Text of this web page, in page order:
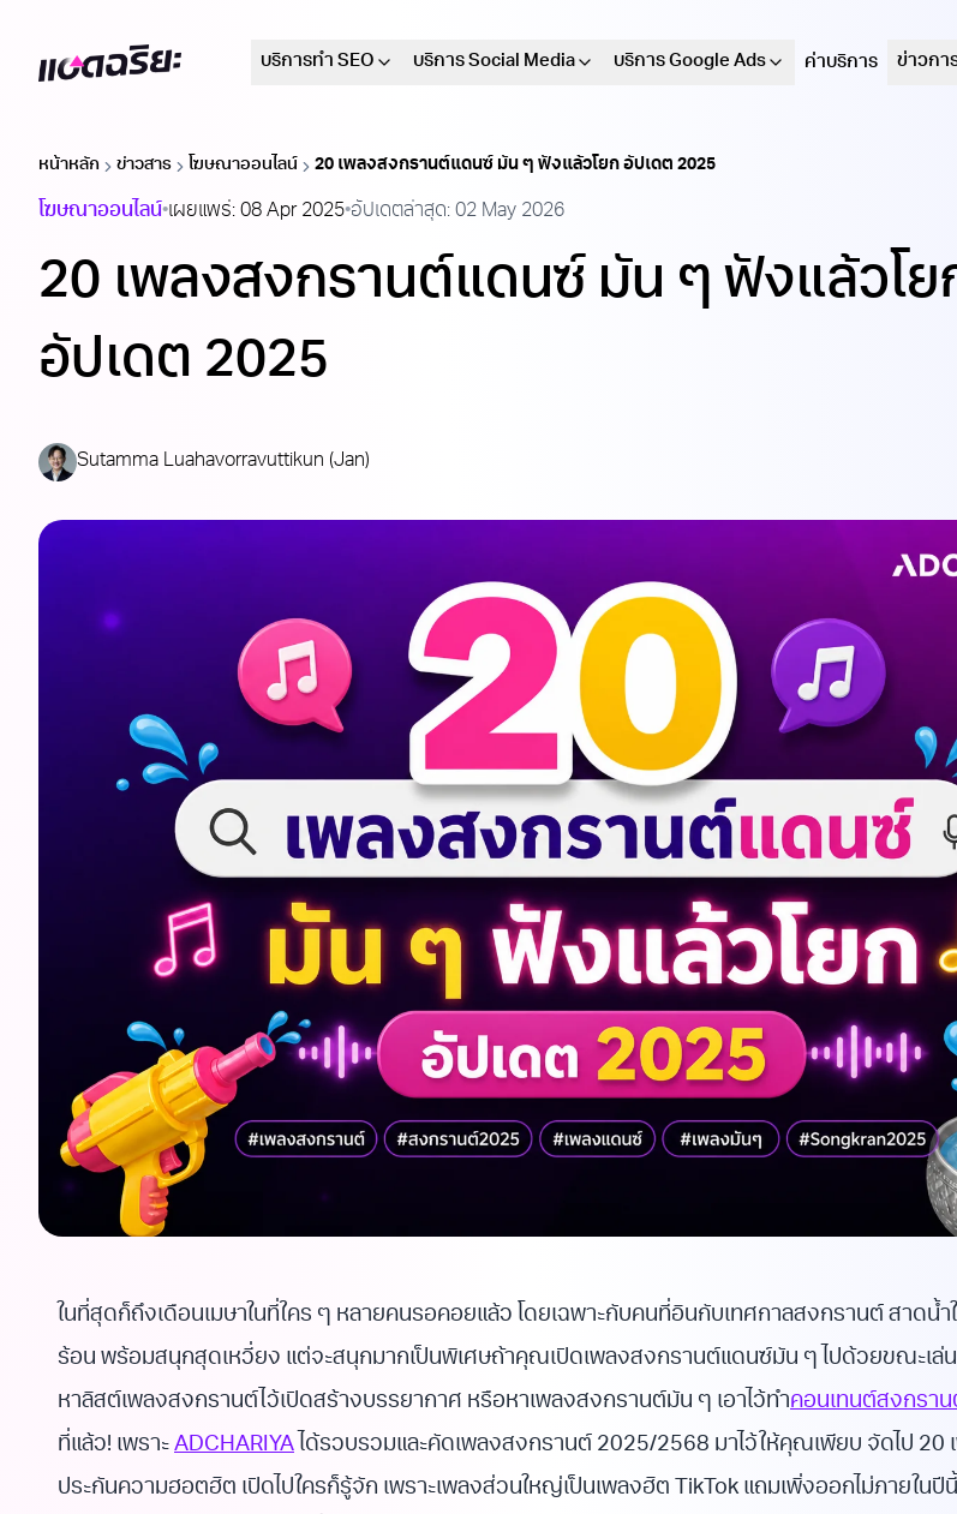
Adchariya
บริการทำ SEO บริการ Social Media บริการ Google Ads ค่าบริการ ข่าวกา
หน้าหลัก ข่าวสาร โฆษณาออนไลน์ 20 เพลงสงกรานต์แดนซ์ มัน ๆ ฟังแล้วโยก อัปเดต 2025
โฆษณาออนไลน์•เผยแพร่: 08 Apr 2025•อัปเดตล่าสุด: 02 May 2026
20 เพลงสงกรานต์แดนซ์ มัน ๆ ฟังแล้วโย
อัปเดต 2025
Sutamma Luahavorravuttikun (Jan)
ในที่สุดก็ถึงเดือนเมษาในที่ใคร ๆ หลายคนรอคอยแล้ว โดยเฉพาะกับคนที่อินกับเทศกาลสงกรานต์ สาดน้ำ
ร้อน พร้อมสนุกสุดเหวี่ยง แต่จะสนุกมากเป็นพิเศษถ้าคุณเปิดเพลงสงกรานต์แดนซ์มัน ๆ ไปด้วยขณะเล่น
หาลิสต์เพลงสงกรานต์ไว้เปิดสร้างบรรยากาศ หรือหาเพลงสงกรานต์มัน ๆ เอาไว้ทำคอนเทนต์สงกราน
ที่แล้ว! เพราะ ADCHARIYA ได้รวบรวมและคัดเพลงสงกรานต์ 2025/2568 มาไว้ให้คุณเพียบ จัดไป 20
ประกันความฮอตฮิต เปิดไปใครก็รู้จัก เพราะเพลงส่วนใหญ่เป็นเพลงฮิต TikTok แถมเพิ่งออกไม่ภายในปี